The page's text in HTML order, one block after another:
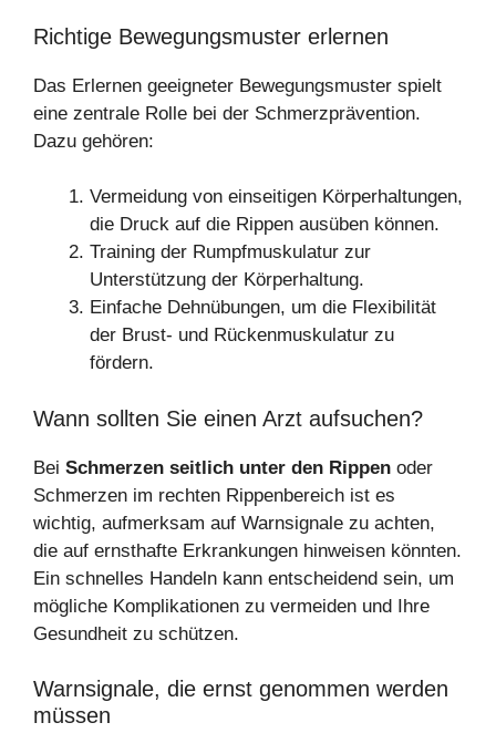
Richtige Bewegungsmuster erlernen
Das Erlernen geeigneter Bewegungsmuster spielt
eine zentrale Rolle bei der Schmerzprävention.
Dazu gehören:
Vermeidung von einseitigen Körperhaltungen,
die Druck auf die Rippen ausüben können.
Training der Rumpfmuskulatur zur
Unterstützung der Körperhaltung.
Einfache Dehnübungen, um die Flexibilität
der Brust- und Rückenmuskulatur zu
fördern.
Wann sollten Sie einen Arzt aufsuchen?
Bei Schmerzen seitlich unter den Rippen oder
Schmerzen im rechten Rippenbereich ist es
wichtig, aufmerksam auf Warnsignale zu achten,
die auf ernsthafte Erkrankungen hinweisen könnten.
Ein schnelles Handeln kann entscheidend sein, um
mögliche Komplikationen zu vermeiden und Ihre
Gesundheit zu schützen.
Warnsignale, die ernst genommen werden
müssen